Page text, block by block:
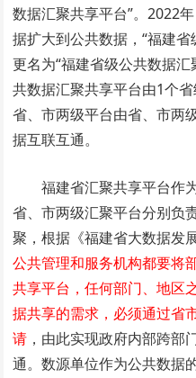
数据汇聚共享平台”。2022
据扩大到公共数据，“福建
更名为“福建省级公共数据
共数据汇聚共享平台由1个
省、市两级平台由省、市两
据互联互通。
福建省汇聚共享平台作
省、市两级汇聚平台分别负
聚，根据《福建省大数据发
公共管理和服务机构都要将
共享平台，任何部门、地区
据共享的需求，必须通过省
请 ，由此实现政府内部跨部
通。数源单位作为公共数据